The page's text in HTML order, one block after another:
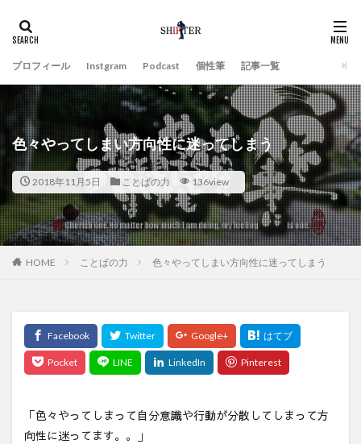
プロフィール Instgram Podcast 個性筆 記事一覧
色々やってしまい方向性に迷ってしまう
2018年11月5日 ことばの力 136view
HOME ことばの力 色々やってしまい方向性に迷ってしまう
「色々やってしまって自分意識や行動が分散してしまって方
向性に迷ってます。。」